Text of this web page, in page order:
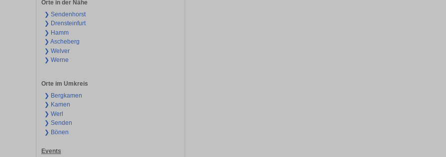
Orte in der Nähe
❯ Sendenhorst
❯ Drensteinfurt
❯ Hamm
❯ Ascheberg
❯ Welver
❯ Werne
Orte im Umkreis
❯ Bergkamen
❯ Kamen
❯ Werl
❯ Senden
❯ Bönen
Events